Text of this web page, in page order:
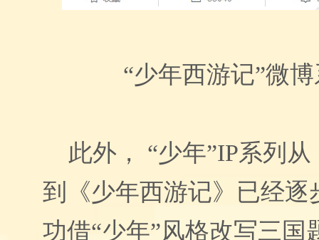
“少年西游记”微
此外， “少年”IP系列从
到《少年西游记》已经逐
功借“少年”风格改写三国